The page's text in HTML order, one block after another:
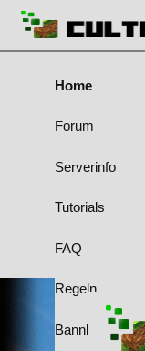
Home
Forum
Serverinfo
Tutorials
FAQ
Regeln
Bannliste